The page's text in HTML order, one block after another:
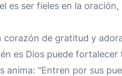
es ser fieles en la
de gratitud y
es Dios puede
anima: "Entren por sus